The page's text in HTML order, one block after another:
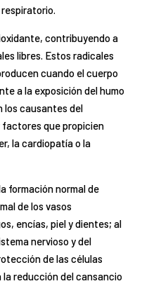
contribuyendo a
libres. Estos radicales
cuando el cuerpo
a la exposición del humo
los causantes del
factores que propicien
la cardiopatía o la
formación normal de
de los vasos
encías, piel y dientes; al
nervioso y del
de las células
reducción del cansancio